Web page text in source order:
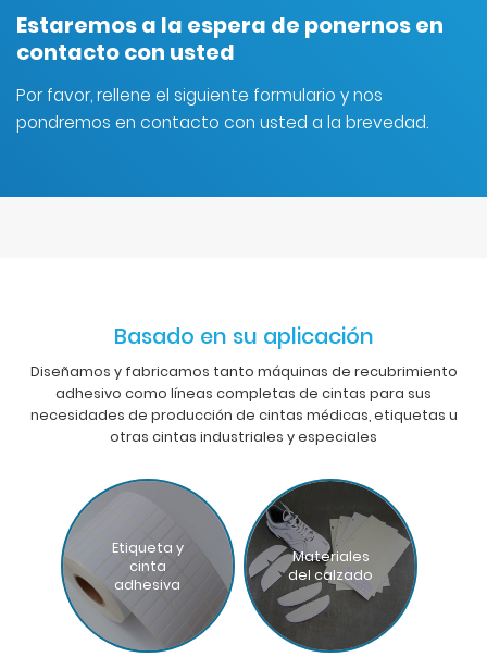
Estaremos a la espera de ponernos en
contacto con usted
Por favor, rellene el siguiente formulario y nos
pondremos en contacto con usted a la brevedad.
Basado en su aplicación
Diseñamos y fabricamos tanto máquinas de recubrimiento
adhesivo como líneas completas de cintas para sus
necesidades de producción de cintas médicas, etiquetas u
otras cintas industriales y especiales
Etiqueta y
cinta
adhesiva
Materiales
del calzado